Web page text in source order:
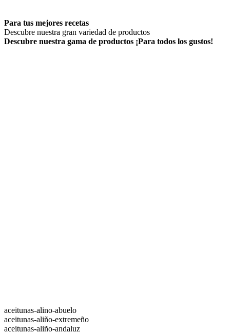
Para tus mejores recetas
Descubre nuestra gran variedad de productos
Descubre nuestra gama de productos ¡Para todos los gustos!
aceitunas-alino-abuelo
aceitunas-aliño-extremeño
aceitunas-aliño-andaluz